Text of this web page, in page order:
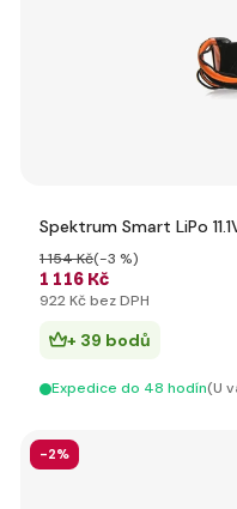
Spektrum Smart LiPo
1 116 Kč
1 154 Kč(-3 %)
922 Kč bez DPH
+ 39 bodů
Expedice do 48 hodín(U
-2%